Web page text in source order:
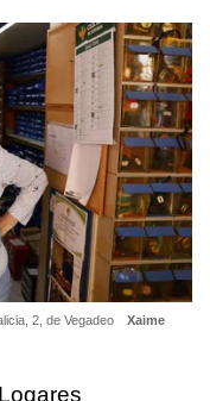
2, de Vegadeo
Xaime